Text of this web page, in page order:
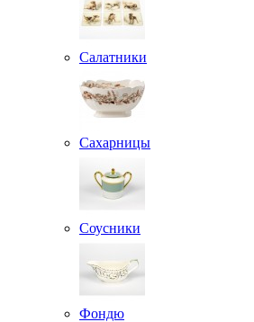
Салатники
Сахарницы
Соусники
Фондю